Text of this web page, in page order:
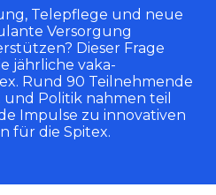
Telepflege und neue
Versorgung
Dieser Frage
jährliche vaka-
Rund 90 Teilnehmende
und Politik nahmen teil
Impulse zu innovativen
für die Spitex.